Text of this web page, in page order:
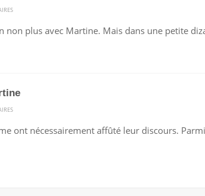
LES
non plus avec Martine. Mais dans une petite
Aont nécessairement affûté leur discours.